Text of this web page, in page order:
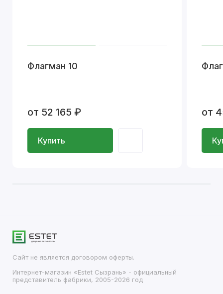
Флагман 10
от 52 165 ₽
Купить
от
Сайт не является договором оферты.
Интернет-магазин «Estet Сызрань» - официальный
представитель фабрики, 2005-2026 год